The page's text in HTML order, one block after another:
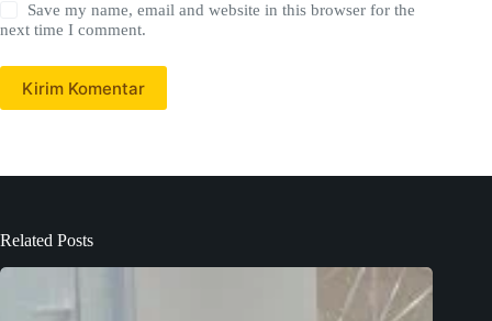
Save my name, email and website in this browser for the
next time I comment.
Kirim Komentar
Related Posts